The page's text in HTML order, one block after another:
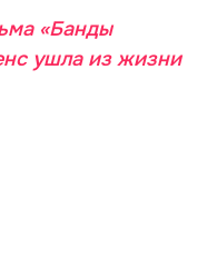
«Банды
ушла из жизни